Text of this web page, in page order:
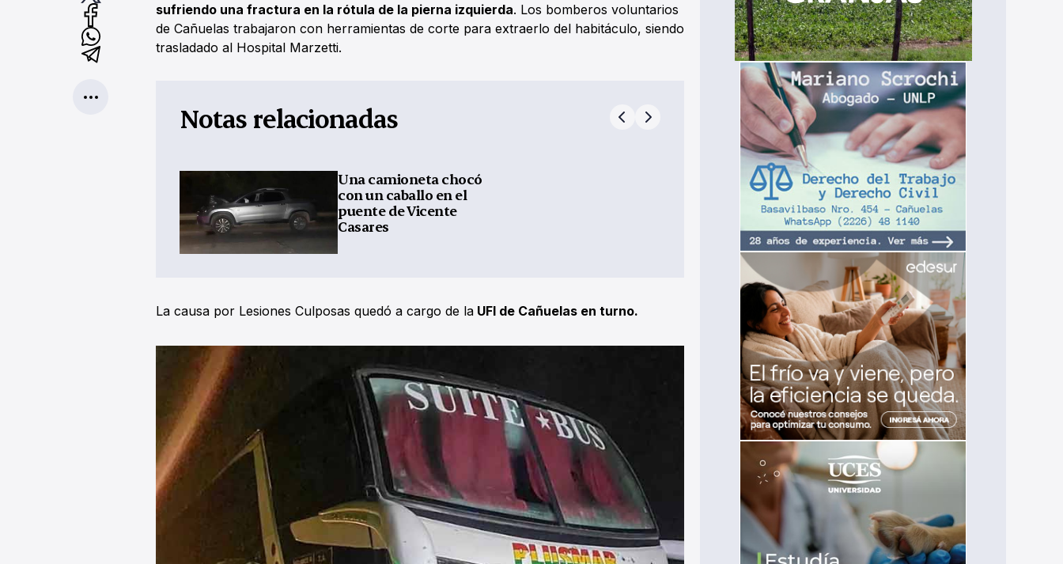
sufriendo una fractura en la rótula de la pierna izquierda. Los bomberos voluntarios
de Cañuelas trabajaron con herramientas de corte para extraerlo del habitáculo, siendo
trasladado al Hospital Marzetti.
Notas relacionadas
Una camioneta chocó
con un caballo en el
puente de Vicente
Casares
La causa por Lesiones Culposas quedó a cargo de la UFI de Cañuelas en turno.